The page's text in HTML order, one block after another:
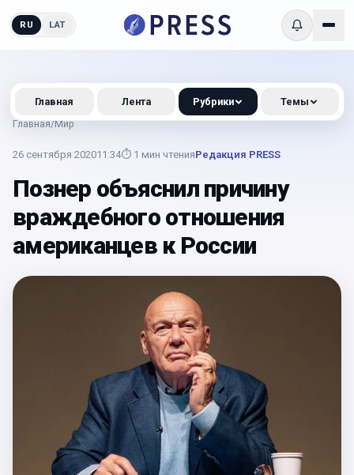
RU LAT
Главная/Мир
26 сентября 202011:34⏱ 1 мин чтенияРедакция PRESS
Познер объяснил причину
враждебного отношения
американцев к России
Главная Лента Рубрики Темы